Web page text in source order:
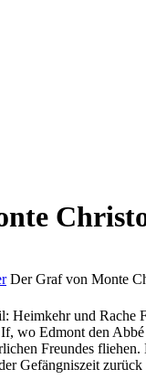
Der Graf von Monte
Heimkehr und Rache
wo Edmont den
Freundes
Gefängniszeit